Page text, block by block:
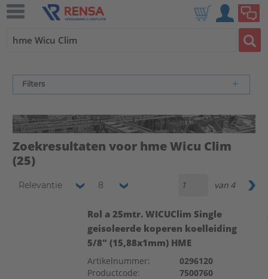
Filters
Zoekresultaten voor hme Wicu Clim
(25)
Relevantie 8 van 4
Rol a 25mtr. WICUClim Single
geisoleerde koperen koelleiding
5/8" (15,88x1mm) HME
Artikelnummer:
0296120
Productcode:
7500760